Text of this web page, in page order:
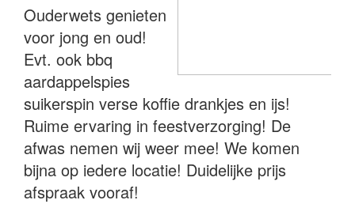
Ouderwets genieten
voor jong en oud!
Evt. ook bbq
aardappelspies
suikerspin verse koffie drankjes en ijs!
Ruime ervaring in feestverzorging! De
afwas nemen wij weer mee! We komen
bijna op iedere locatie! Duidelijke prijs
afspraak vooraf!